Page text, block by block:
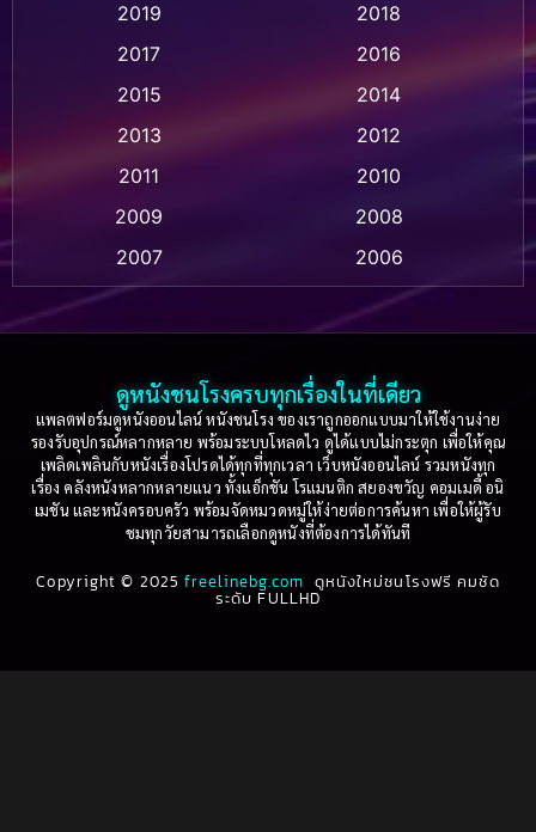
Animation แอนิเมชัน (1)
Based on a True Story เรื่องจริง(36)
Based on Novel(16)
Betrayal(1)
Biography(3)
Biography ชีวประวัติ (61)
2019
2018
2017
2016
2015
2014
2013
2012
2011
2010
2009
2008
2007
2006
2005
2004
2003
2002
2001
2000
1999
1998
1997
1996
1995
1994
1993
1992
1991
1990
ดูหนังชนโรงครบทุกเรื่องในที่เดียว
แพลตฟอร์มดูหนังออนไลน์ หนังชนโรง ของเราถูกออกแบบมาให้ใช้งานง่าย
รองรับอุปกรณ์หลากหลาย พร้อมระบบโหลดไว ดูได้แบบไม่กระตุก เพื่อให้คุณ
เพลิดเพลินกับหนังเรื่องโปรดได้ทุกที่ทุกเวลา เว็บหนังออนไลน์ รวมหนังทุก
เรื่อง คลังหนังหลากหลายแนว ทั้งแอ็กชัน โรแมนติก สยองขวัญ คอมเมดี้ อนิ
เมชัน และหนังครอบครัว พร้อมจัดหมวดหมู่ให้ง่ายต่อการค้นหา เพื่อให้ผู้รับ
ชมทุกวัยสามารถเลือกดูหนังที่ต้องการได้ทันที
Copyright © 2025freelinebg.com ดูหนังใหม่ชนโรงฟรี คมชัด
ระดับ FULLHD